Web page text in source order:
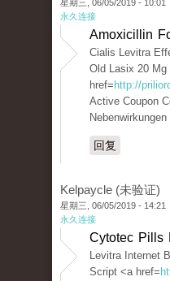
星期三, 06/05/2019 - 10:01
永久连接
Amoxicillin
Cialis Levitra
Old Lasix 20 Mg
href= http://
Active Coupon
Nebenwirkungen
回复
Kelpaycle (未验证)
星期三, 06/05/2019 - 14:21
永久连接
Cytotec Pills
Levitra Internet
Script <a href=